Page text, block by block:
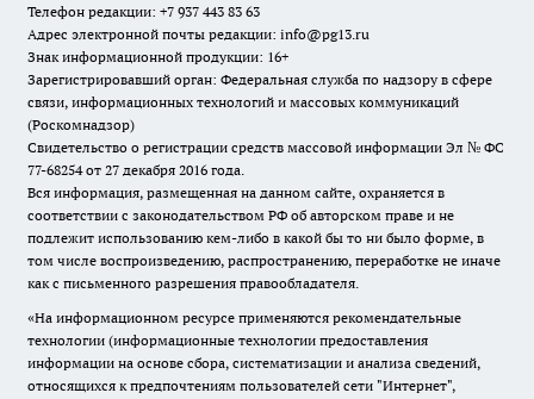
Телефон редакции: +7 937 443 83 63
Адрес электронной почты редакции: info@pg13.ru
Знак информационной продукции: 16+
Зарегистрировавший орган: Федеральная служба по надзору в сфере
связи, информационных технологий и массовых коммуникаций
(Роскомнадзор)
Свидетельство о регистрации средств массовой информации Эл № ФС
77-68254 от 27 декабря 2016 года.
Вся информация, размещенная на данном сайте, охраняется в
соответствии с законодательством РФ об авторском праве и не
подлежит использованию кем-либо в какой бы то ни было форме, в
том числе воспроизведению, распространению, переработке не иначе
как с письменного разрешения правообладателя.
«На информационном ресурсе применяются рекомендательные
технологии (информационные технологии предоставления
информации на основе сбора, систематизации и анализа сведений,
относящихся к предпочтениям пользователей сети "Интернет",